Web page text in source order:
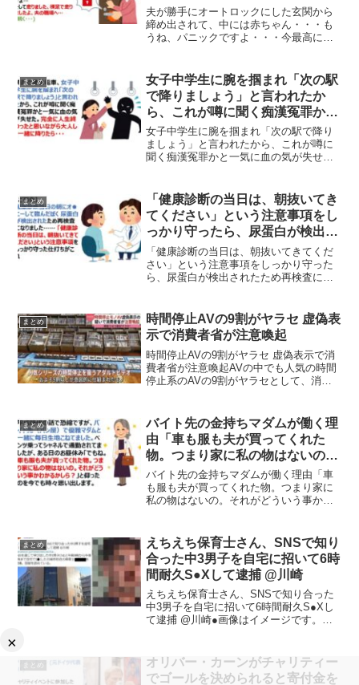
×
よ・・・
夫が勝手にオートロックにした玄関から
締め出されて、中には赤ちゃん・・・も
うね、パニックですよ・・・今最高にや
取るために外出た瞬間閉じ込めてしまっ
た…。鍵も携帯もない…...
まとめ
女子中学生に腕を掴まれ「次の駅
で降りましょう」と言われたか
ら、これが噂に聞く痴漢冤罪かと
一気に血の気が失せた・・・
女子中学生に腕を掴まれ「次の駅で降り
ましょう」と言われたから、これが噂に
聞く痴漢冤罪かと一気に血の気が失せ
言われたから、これが噂に聞く痴漢冤罪
かと一気に血の気が失せた。...
まとめ
「健康診断の当日は、朝抜いてき
てください」という注意事項をし
っかり守ったら、尿蛋白が検出さ
れたため再検査になった話
「健康診断の当日は、朝抜いてきてくだ
さい」という注意事項をしっかり守った
ら、尿蛋白が検出されたため再検査にな
守ったら、尿蛋白が検出され再検査にな
った話が面白すぎると話題...
まとめ
時間停止AVの9割がヤラセ 虚偽表
示で消費者省が注意喚起
時間停止AVの9割がヤラセ 虚偽表示で消
費者省が注意喚起AVの中でも人気の時間
停止系のAVの9割がヤラセとして、消費
が効かないことがわかっています。参
考）時間停止AV...
まとめ
バイト先の金持ちマダムが働く理
由「車も服も夫が買ってくれた
物。つまり家に私の物はないの。
それがどういう事かわかるかし
ら？」
バイト先の金持ちマダムが働く理由「車
も服も夫が買ってくれた物。つまり家に
私の物はないの。それがどういう事かわ
一緒に毎日生地こねてました。ベンツ乗
ってシャネルで通勤されて...
まとめ
えちえち保育士さん、SNSで知り
合った中3男子を自宅に招いて6時
間耐久S●Xして逮捕 @川崎
えちえち保育士さん、SNSで知り合った
中3男子を自宅に招いて6時間耐久S●Xし
て逮捕 @川崎●画像はイメージです。ネ
November 25, 202...
まとめ
オリバー・カーンがチャリティー
でゴールを決められると寄付金を